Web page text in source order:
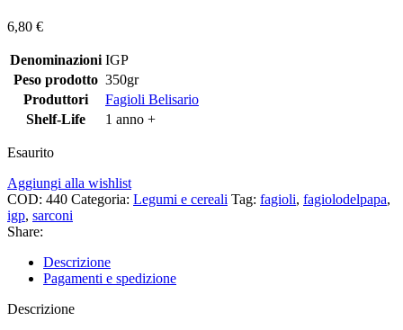
6,80 €
Denominazioni IGP
Peso prodotto 350gr
Produttori
Fagioli Belisario
Shelf-Life
1 anno +
Esaurito
Aggiungi alla wishlist
COD: 440 Categoria: Legumi e cereali Tag: fagioli, fagiolodelpapa,
igp, sarconi
Share:
Descrizione
Pagamenti e spedizione
Descrizione